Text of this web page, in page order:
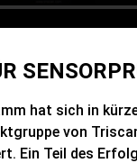
hat sich in
von
Ein Teil des